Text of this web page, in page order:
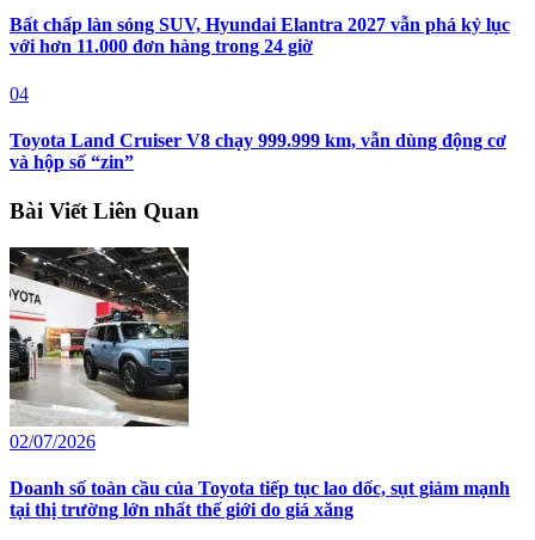
Bất chấp làn sóng SUV, Hyundai Elantra 2027 vẫn phá kỷ lục
với hơn 11.000 đơn hàng trong 24 giờ
04
Toyota Land Cruiser V8 chạy 999.999 km, vẫn dùng động cơ
và hộp số “zin”
Bài Viết Liên Quan
02/07/2026
Doanh số toàn cầu của Toyota tiếp tục lao dốc, sụt giảm mạnh
tại thị trường lớn nhất thế giới do giá xăng